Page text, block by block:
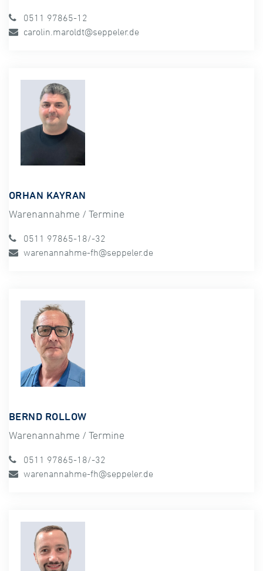
0511 97865-12
carolin.maroldt@seppeler.de
ORHAN KAYRAN
Warenannahme / Termine
0511 97865-18/-32
warenannahme-fh@seppeler.de
BERND ROLLOW
Warenannahme / Termine
0511 97865-18/-32
warenannahme-fh@seppeler.de